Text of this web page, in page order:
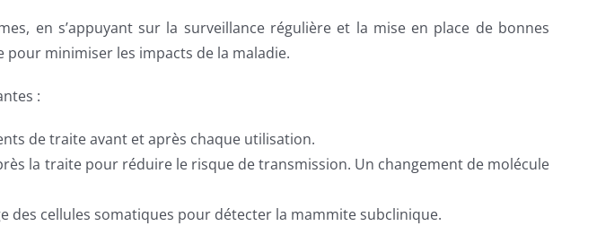
en s’appuyant sur la surveillance régulière et la mise en place de bonnes
pour minimiser les impacts de la maladie.
:
de traite avant et après chaque utilisation.
la traite pour réduire le risque de transmission. Un changement de molécule
des cellules somatiques pour détecter la mammite subclinique.